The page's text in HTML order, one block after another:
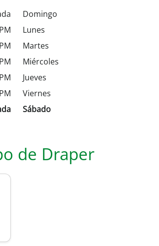
Domingo
Lunes
Martes
Miércoles
Jueves
Viernes
Sábado
de Draper